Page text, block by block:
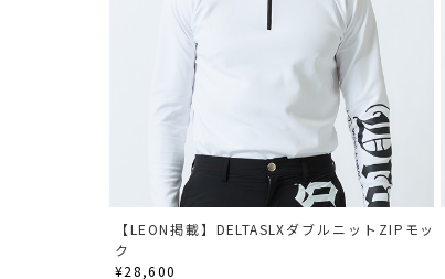
【LEON掲載】DELTASLXダブルニットZIPモッ
ク
¥28,600